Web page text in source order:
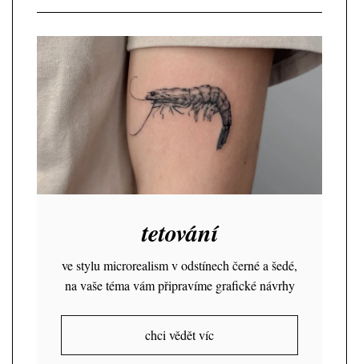
tetování
ve stylu microrealism v odstínech černé a šedé,
na vaše téma vám připravíme grafické návrhy
chci vědět víc